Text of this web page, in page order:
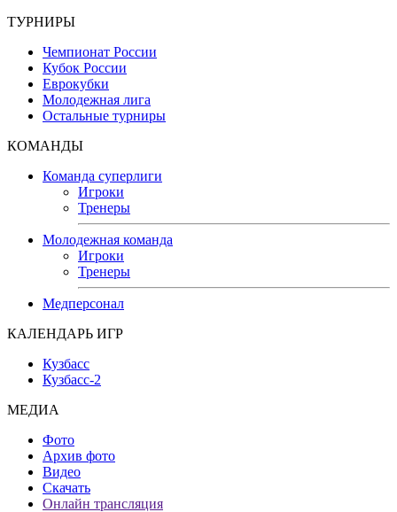
ТУРНИРЫ
Чемпионат России
Кубок России
Еврокубки
Молодежная лига
Остальные турниры
КОМАНДЫ
Команда суперлиги
Игроки
Тренеры
Молодежная команда
Игроки
Тренеры
Медперсонал
КАЛЕНДАРЬ ИГР
Кузбасс
Кузбасс-2
МЕДИА
Фото
Архив фото
Видео
Скачать
Онлайн трансляция